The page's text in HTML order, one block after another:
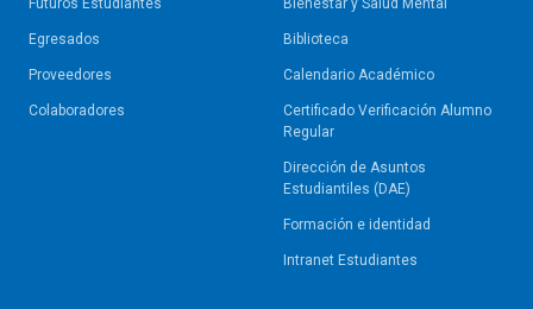
Egresados
Proveedores
Colaboradores
Biblioteca
Calendario Académico
Certificado Verificación Alumno
Regular
Dirección de Asuntos
Estudiantiles (DAE)
Formación e identidad
Intranet Estudiantes